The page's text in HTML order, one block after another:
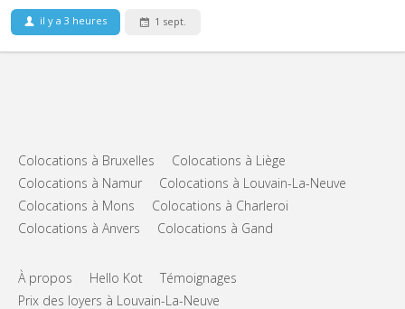
il y a 3 heures 1 sept.
Colocations à Bruxelles
Colocations à Liège
Colocations à Namur
Colocations à Louvain-La-Neuve
Colocations à Mons
Colocations à Charleroi
Colocations à Anvers
Colocations à Gand
À propos Hello Kot
Témoignages
Prix des loyers à Louvain-La-Neuve